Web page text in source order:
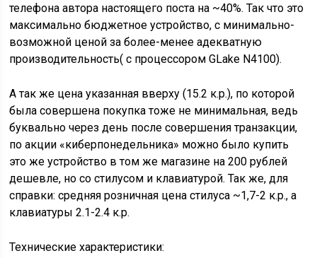
телефона автора настоящего поста на ~40%. Так что это
максимально бюджетное устройство, с минимально-
возможной ценой за более-менее адекватную
производительность( с процессором GLake N4100).
А так же цена указанная вверху (15.2 к.р.), по которой
была совершена покупка тоже не минимальная, ведь
буквально через день после совершения транзакции,
по акции «киберпонедельника» можно было купить
это же устройство в том же магазине на 200 рублей
дешевле, но со стилусом и клавиатурой. Так же, для
справки: средняя розничная цена стилуса ~1,7-2 к.р., а
клавиатуры 2.1-2.4 к.р.
Технические характеристики: